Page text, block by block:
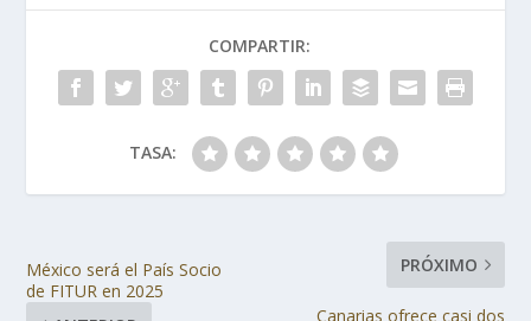
COMPARTIR:
TASA:
México será el País Socio
de FITUR en 2025
PRÓXIMO
Canarias ofrece casi dos